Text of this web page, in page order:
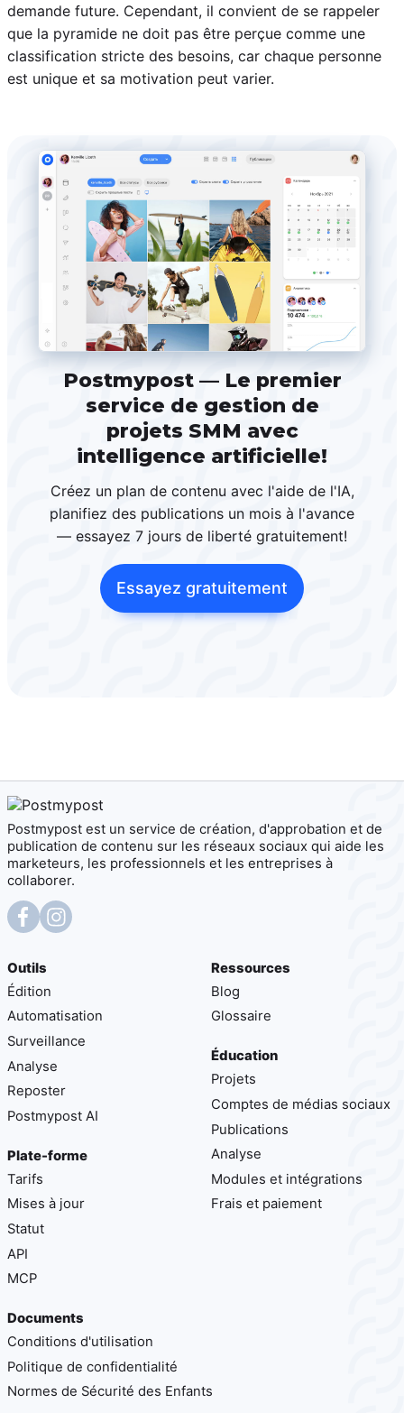
demande future. Cependant, il convient de se rappeler
que la pyramide ne doit pas être perçue comme une
classification stricte des besoins, car chaque personne
est unique et sa motivation peut varier.
Postmypost — Le premier
service de gestion de
projets SMM avec
intelligence artificielle!
Créez un plan de contenu avec l'aide de l'IA,
planifiez des publications un mois à l'avance
— essayez 7 jours de liberté gratuitement!
Essayez gratuitement
Postmypost est un service de création, d'approbation et de
publication de contenu sur les réseaux sociaux qui aide les
marketeurs, les professionnels et les entreprises à
collaborer.
Outils
Édition
Automatisation
Surveillance
Analyse
Reposter
Postmypost AI
Plate-forme
Tarifs
Mises à jour
Statut
API
MCP
Ressources
Blog
Glossaire
Éducation
Projets
Comptes de médias sociaux
Publications
Analyse
Modules et intégrations
Frais et paiement
Documents
Conditions d'utilisation
Politique de confidentialité
Normes de Sécurité des Enfants